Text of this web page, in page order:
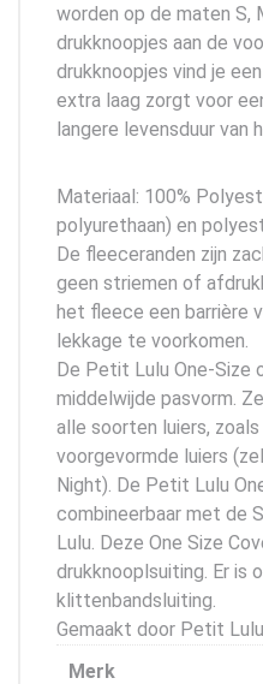
worden op de maten S,
drukknoopjes aan de
drukknoopjes vind je
extra laag zorgt voor
langere levensduur van
Materiaal: 100%
polyurethaan) en
De fleeceranden zijn
geen striemen of
het fleece een barrière
lekkage te voorkomen.
De Petit Lulu One-Size
middelwijde pasvorm.
alle soorten luiers,
voorgevormde luiers
Night). De Petit Lulu
combineerbaar met de
Lulu. Deze One Size
drukknooplsuiting. Er is
klittenbandsluiting.
Gemaakt door Petit
Merk